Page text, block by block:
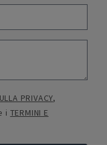
PRIVACY,
i TERMINI E